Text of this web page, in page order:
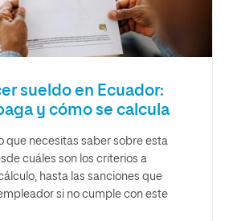
sueldo en Ecuador:
y cómo se calcula
que necesitas saber sobre esta
cuáles son los criterios a
hasta las sanciones que
si no cumple con este